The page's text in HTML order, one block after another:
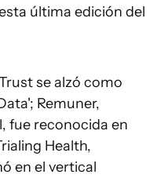
última edición del
se alzó como
Remuner,
fue reconocida en
Health,
en el vertical